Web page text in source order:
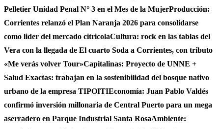
Pelletier Unidad Penal N° 3 en el Mes de la MujerProducción:
Corrientes relanzó el Plan Naranja 2026 para consolidarse
como lider del mercado citricolaCultura: rock en las tablas del
Vera con la llegada de El cuarto Soda a Corrientes, con tributo
«Me verás volver Tour»Capitalinas: Proyecto de UNNE +
Salud Exactas: trabajan en la sostenibilidad del bosque nativo
urbano de la empresa TIPOITIEconomía: Juan Pablo Valdés
confirmó inversión millonaria de Central Puerto para un mega
aserradero en Parque Industrial Santa RosaAmbiente: